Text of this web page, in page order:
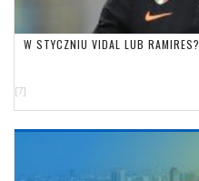
W STYCZNIU VIDAL LUB RAMIRES?
[7]